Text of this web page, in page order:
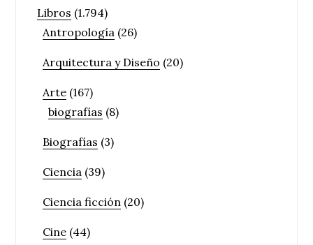
Libros (1.794)
Antropología (26)
Arquitectura y Diseño (20)
Arte (167)
biografías (8)
Biografías (3)
Ciencia (39)
Ciencia ficción (20)
Cine (44)